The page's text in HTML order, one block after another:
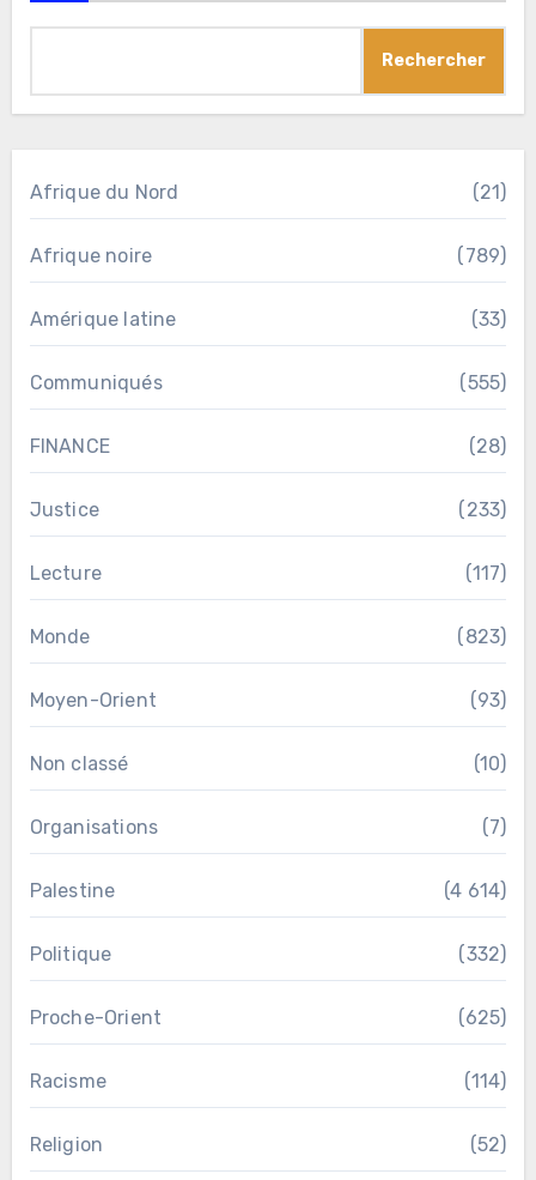
Rechercher
Afrique du Nord (21)
Afrique noire (789)
Amérique latine (33)
Communiqués (555)
FINANCE (28)
Justice (233)
Lecture (117)
Monde (823)
Moyen-Orient (93)
Non classé (10)
Organisations (7)
Palestine (4 614)
Politique (332)
Proche-Orient (625)
Racisme (114)
Religion (52)